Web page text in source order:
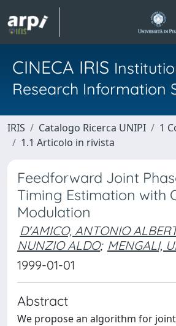
CINECA IRIS
Research Information
IRIS Catalogo Ricerca UNIPI
1
1.1 Articolo in rivista
Feedforward Joint
Timing Estimation with
Modulation
D'AMICO, ANTONIO
NUNZIO ALDO; MENGALI,
1999-01-01
Abstract
We propose an algorithm for